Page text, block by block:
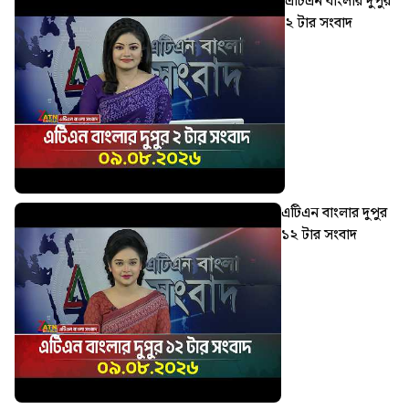
২ টার সংবাদ
এটিএন বাংলার দুপুর
১২ টার সংবাদ